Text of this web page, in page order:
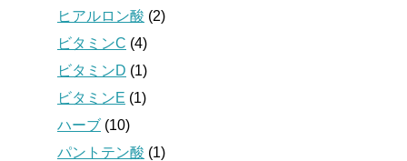
ヒアルロン酸 (2)
ビタミンC (4)
ビタミンD (1)
ビタミンE (1)
ハーブ (10)
パントテン酸 (1)